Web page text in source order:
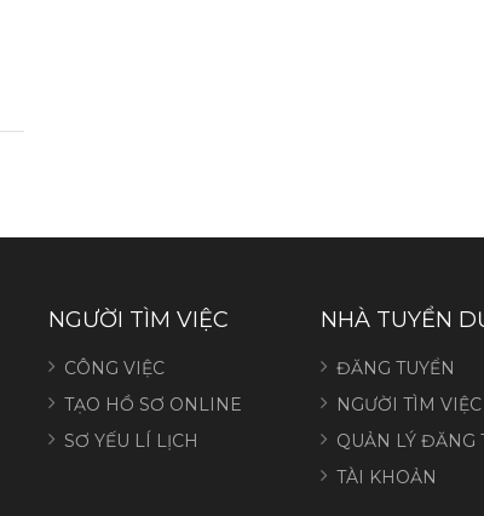
NGƯỜI TÌM VIỆC
CÔNG VIỆC
TẠO HỒ SƠ ONLINE
SƠ YẾU LÍ LỊCH
NHÀ TUYỂN
ĐĂNG TUYỂN
NGƯỜI TÌM VIỆC
QUẢN LÝ ĐĂNG
TÀI KHOẢN